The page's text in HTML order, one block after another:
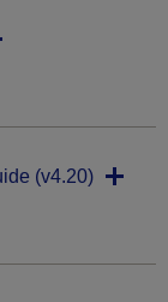
(v4.20)